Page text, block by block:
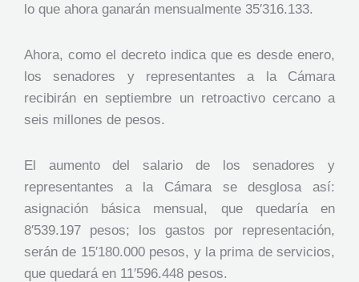
lo que ahora ganarán mensualmente 35′316.133.
Ahora, como el decreto indica que es desde enero,
los senadores y representantes a la Cámara
recibirán en septiembre un retroactivo cercano a
seis millones de pesos.
El aumento del salario de los senadores y
representantes a la Cámara se desglosa así:
asignación básica mensual, que quedaría en
8′539.197 pesos; los gastos por representación,
serán de 15′180.000 pesos, y la prima de servicios,
que quedará en 11′596.448 pesos.